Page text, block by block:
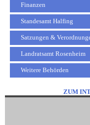
Finanzen
Standesamt Halfing
Satzungen &
Landratsamt Rosenheim
Weitere Behörden
ZUM